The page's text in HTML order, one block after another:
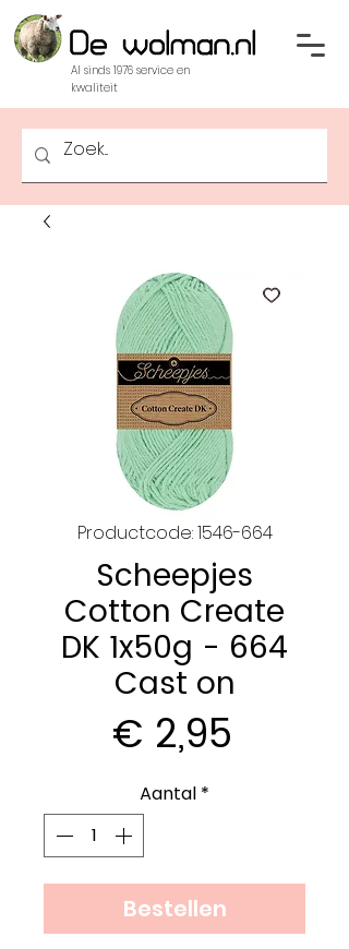
Al sinds 1976 service en
kwaliteit
Productcode: 1546-664
Scheepjes
Cotton Create
DK 1x50g - 664
Cast on
€ 2,95
Aantal *
Bestellen